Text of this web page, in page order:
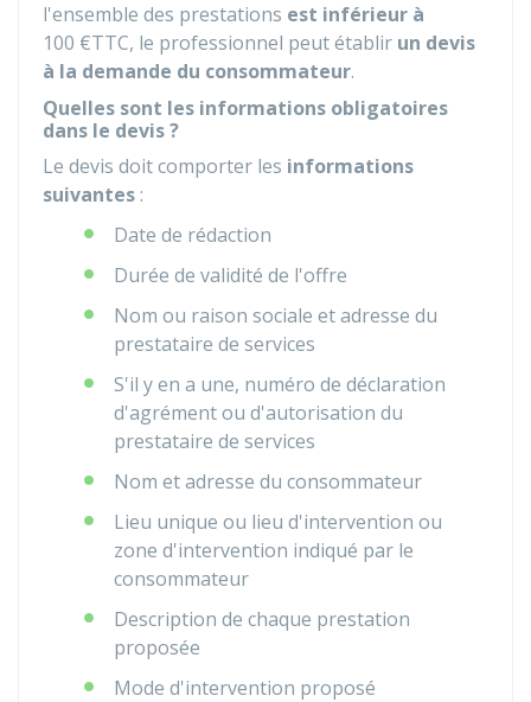
l'ensemble des prestations est inférieur à
100 €TTC, le professionnel peut établir un devis
à la demande du consommateur.
Quelles sont les informations obligatoires
dans le devis ?
Le devis doit comporter les informations
suivantes :
Date de rédaction
Durée de validité de l'offre
Nom ou raison sociale et adresse du
prestataire de services
S'il y en a une, numéro de déclaration
d'agrément ou d'autorisation du
prestataire de services
Nom et adresse du consommateur
Lieu unique ou lieu d'intervention ou
zone d'intervention indiqué par le
consommateur
Description de chaque prestation
proposée
Mode d'intervention proposé